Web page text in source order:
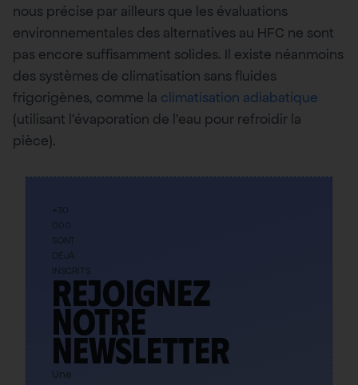
nous précise par ailleurs que les évaluations
environnementales des alternatives au HFC ne sont
pas encore suffisamment solides. Il existe néanmoins
des systèmes de climatisation sans fluides
frigorigènes, comme la climatisation adiabatique
(utilisant l’évaporation de l’eau pour refroidir la
pièce).
+30
000
SONT
DÉJÀ
INSCRITS
Rejoignez
notre
newsletter
Une